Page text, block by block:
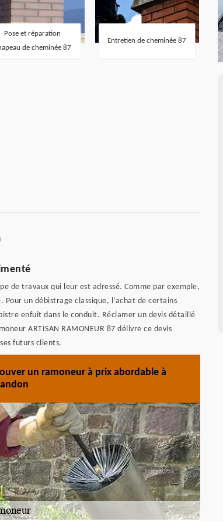
Pose et réparation
de cheminée 87
Entretien de cheminée 87
de travaux qui leur est adressé. Comme par exemple,
Pour un débistrage classique, l’achat de certains
enfuit dans le conduit. Réclamer un devis détaillé
ARTISAN RAMONEUR 87 délivre ce devis
futurs clients.
un ramoneur à prix abordable à